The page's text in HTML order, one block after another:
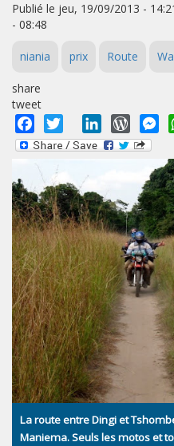
Publié le jeu, 19/09/2013 -
- 08:48
niania prix Route
share
tweet
Facebook
Twitter LinkedIn
La route entre Dingi et
Maniema. Seuls les motos et